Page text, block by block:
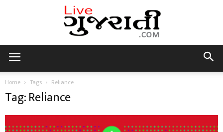
Home Tags Reliance
Tag: Reliance